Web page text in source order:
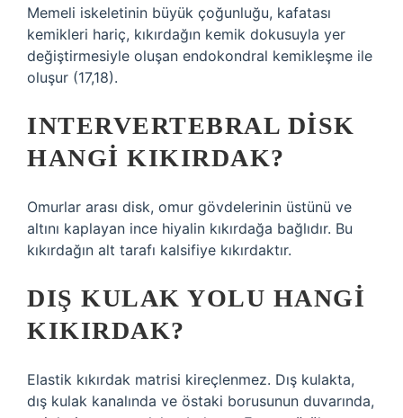
Memeli iskeletinin büyük çoğunluğu, kafatası
kemikleri hariç, kıkırdağın kemik dokusuyla yer
değiştirmesiyle oluşan endokondral kemikleşme ile
oluşur (17,18).
INTERVERTEBRAL DISK
HANGI KIKIRDAK?
Omurlar arası disk, omur gövdelerinin üstünü ve
altını kaplayan ince hiyalin kıkırdağa bağlıdır. Bu
kıkırdağın alt tarafı kalsifiye kıkırdaktır.
DIŞ KULAK YOLU HANGI
KIKIRDAK?
Elastik kıkırdak matrisi kireçlenmez. Dış kulakta,
dış kulak kanalında ve östaki borusunun duvarında,